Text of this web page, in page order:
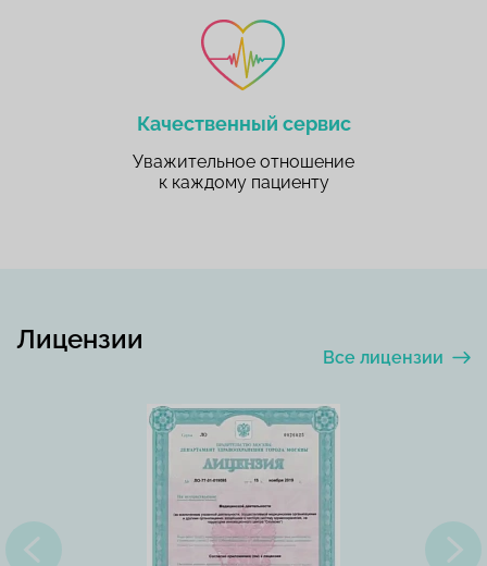
Качественный сервис
Уважительное отношение
к каждому пациенту
Лицензии
Все лицензии